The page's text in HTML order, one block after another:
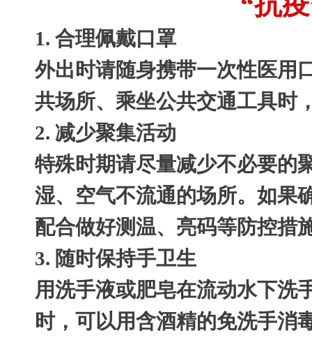
1. 合理佩戴口罩
外出时请随身携带一次性医用
共场所、乘坐公共交通工具时
2. 减少聚集活动
特殊时期请尽量减少不必要的
湿、空气不流通的场所。如果
配合做好测温、亮码等防控措
3. 随时保持手卫生
用洗手液或肥皂在流动水下洗
时，可以用含酒精的免洗手消